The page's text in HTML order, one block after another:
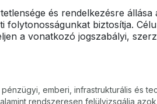
és rendelkezésre
biztosítja.
a vonatkozó jogszabályi,
emberi, infrastrukturális és
rendszeresen felülvizsgálja